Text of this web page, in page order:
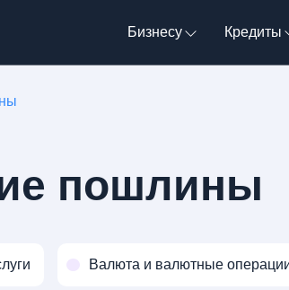
Бизнесу Кредиты
пошлины
Валюта и валютные